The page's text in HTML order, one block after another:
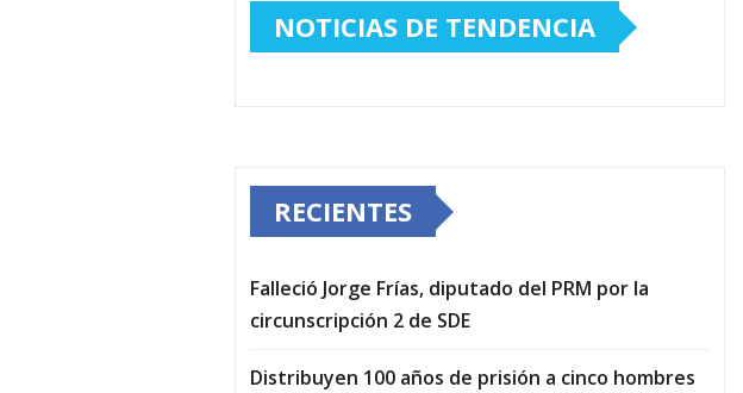
NOTICIAS DE TENDENCIA
RECIENTES
Falleció Jorge Frías, diputado del PRM por la
circunscripción 2 de SDE
Distribuyen 100 años de prisión a cinco hombres